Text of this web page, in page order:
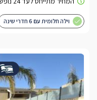
וילה חלומית עם 6 חדרי שינה